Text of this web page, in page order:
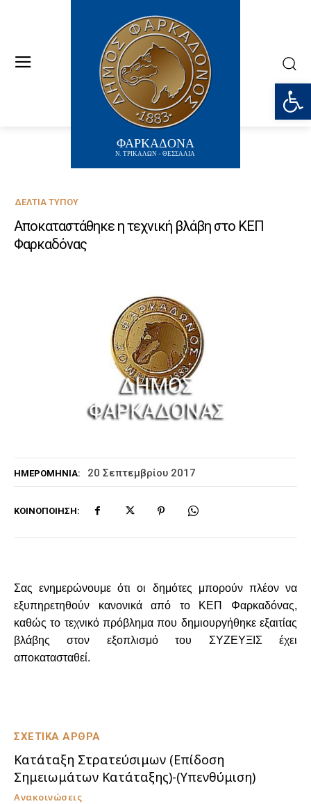
ΦΑΡΚΑΔΟΝΑ
Ν. ΤΡΙΚΑΛΩΝ - ΘΕΣΣΑΛΙΑ
ΗΜΕΡΟΜΗΝΊΑ: 20 Σεπτεμβρίου 2017
ΚΟΙΝΟΠΟΊΗΣΗ:
ΔΕΛΤΊΑ ΤΎΠΟΥ
Αποκαταστάθηκε η τεχνική βλάβη στο ΚΕΠ
Φαρκαδόνας
ΣΧΕΤΙΚΑ ΑΡΘΡΑ
Κατάταξη Στρατεύσιμων (Επίδοση
Σημειωμάτων Κατάταξης)-(Υπενθύμιση)
Ανακοινώσεις
Σας ενημερώνουμε ότι οι δημότες μπορούν πλέον να
εξυπηρετηθούν κανονικά από το ΚΕΠ Φαρκαδόνας,
καθώς το τεχνικό πρόβλημα που δημιουργήθηκεεξαιτίας
βλάβης στον εξοπλισμό του ΣΥΖΕΥΞΙΣ έχει
αποκατασταθεί.